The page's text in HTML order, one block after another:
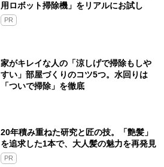
用ロボット掃除機」をリアルにお試し
PR
家がキレイな人の「涼しげで掃除もしや
すい」部屋づくりのコツ5つ。水回りは
「ついで掃除」を徹底
20年積み重ねた研究と匠の技。「艶髪」
を追求した1本で、大人髪の魅力を再発見
PR